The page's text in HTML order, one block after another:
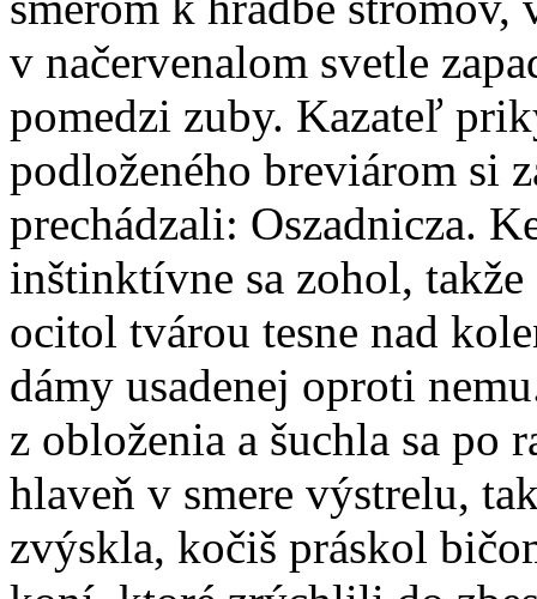
v načervenalom svetle
pomedzi zuby. Kazateľ
podloženého breviárom si
prechádzali: Oszadnicza.
inštinktívne sa zohol,
ocitol tvárou tesne nad
dámy usadenej oproti
z obloženia a šuchla sa po
hlaveň v smere výstrelu,
zvýskla, kočiš práskol